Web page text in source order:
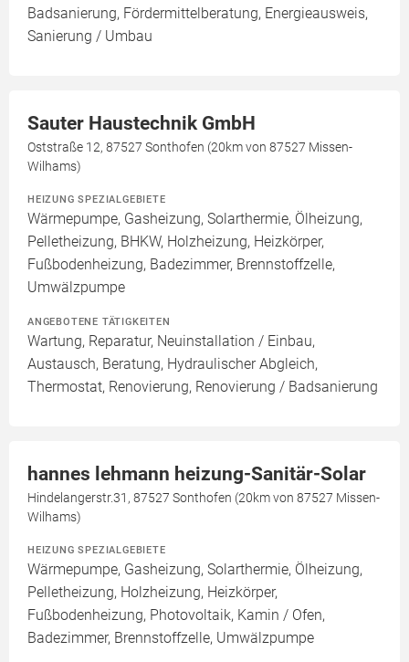
Badsanierung, Fördermittelberatung, Energieausweis,
Sanierung / Umbau
Sauter Haustechnik GmbH
Oststraße 12, 87527 Sonthofen (20km von 87527 Missen-
Wilhams)
HEIZUNG SPEZIALGEBIETE
Wärmepumpe, Gasheizung, Solarthermie, Ölheizung,
Pelletheizung, BHKW, Holzheizung, Heizkörper,
Fußbodenheizung, Badezimmer, Brennstoffzelle,
Umwälzpumpe
ANGEBOTENE TÄTIGKEITEN
Wartung, Reparatur, Neuinstallation / Einbau,
Austausch, Beratung, Hydraulischer Abgleich,
Thermostat, Renovierung, Renovierung / Badsanierung
hannes lehmann heizung-Sanitär-Solar
Hindelangerstr.31, 87527 Sonthofen (20km von 87527 Missen-
Wilhams)
HEIZUNG SPEZIALGEBIETE
Wärmepumpe, Gasheizung, Solarthermie, Ölheizung,
Pelletheizung, Holzheizung, Heizkörper,
Fußbodenheizung, Photovoltaik, Kamin / Ofen,
Badezimmer, Brennstoffzelle, Umwälzpumpe